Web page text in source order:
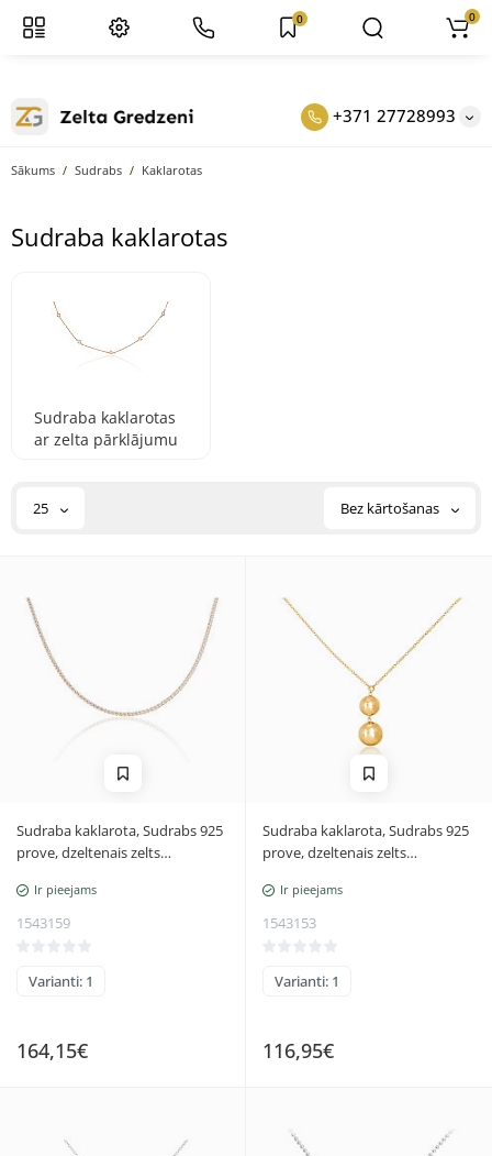
+371 27728993
0 0
Sākums Sudrabs Kaklarotas
Sudraba kaklarotas
Sudraba kaklarotas
ar zelta pārklājumu
25 Bez kārtošanas
Sudraba kaklarota, Sudrabs 925
prove, dzeltenais zelts
Regulējamais garums
Ir pieejams
1543159
Varianti: 1
164,15€
Sudraba kaklarota, Sudrabs 925
prove, dzeltenais zelts
garums
Ir pieejams
1543153
Varianti: 1
116,95€